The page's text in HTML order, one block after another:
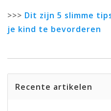
>>> Dit zijn 5 slimme
je kind te bevorderen
Recente artikelen